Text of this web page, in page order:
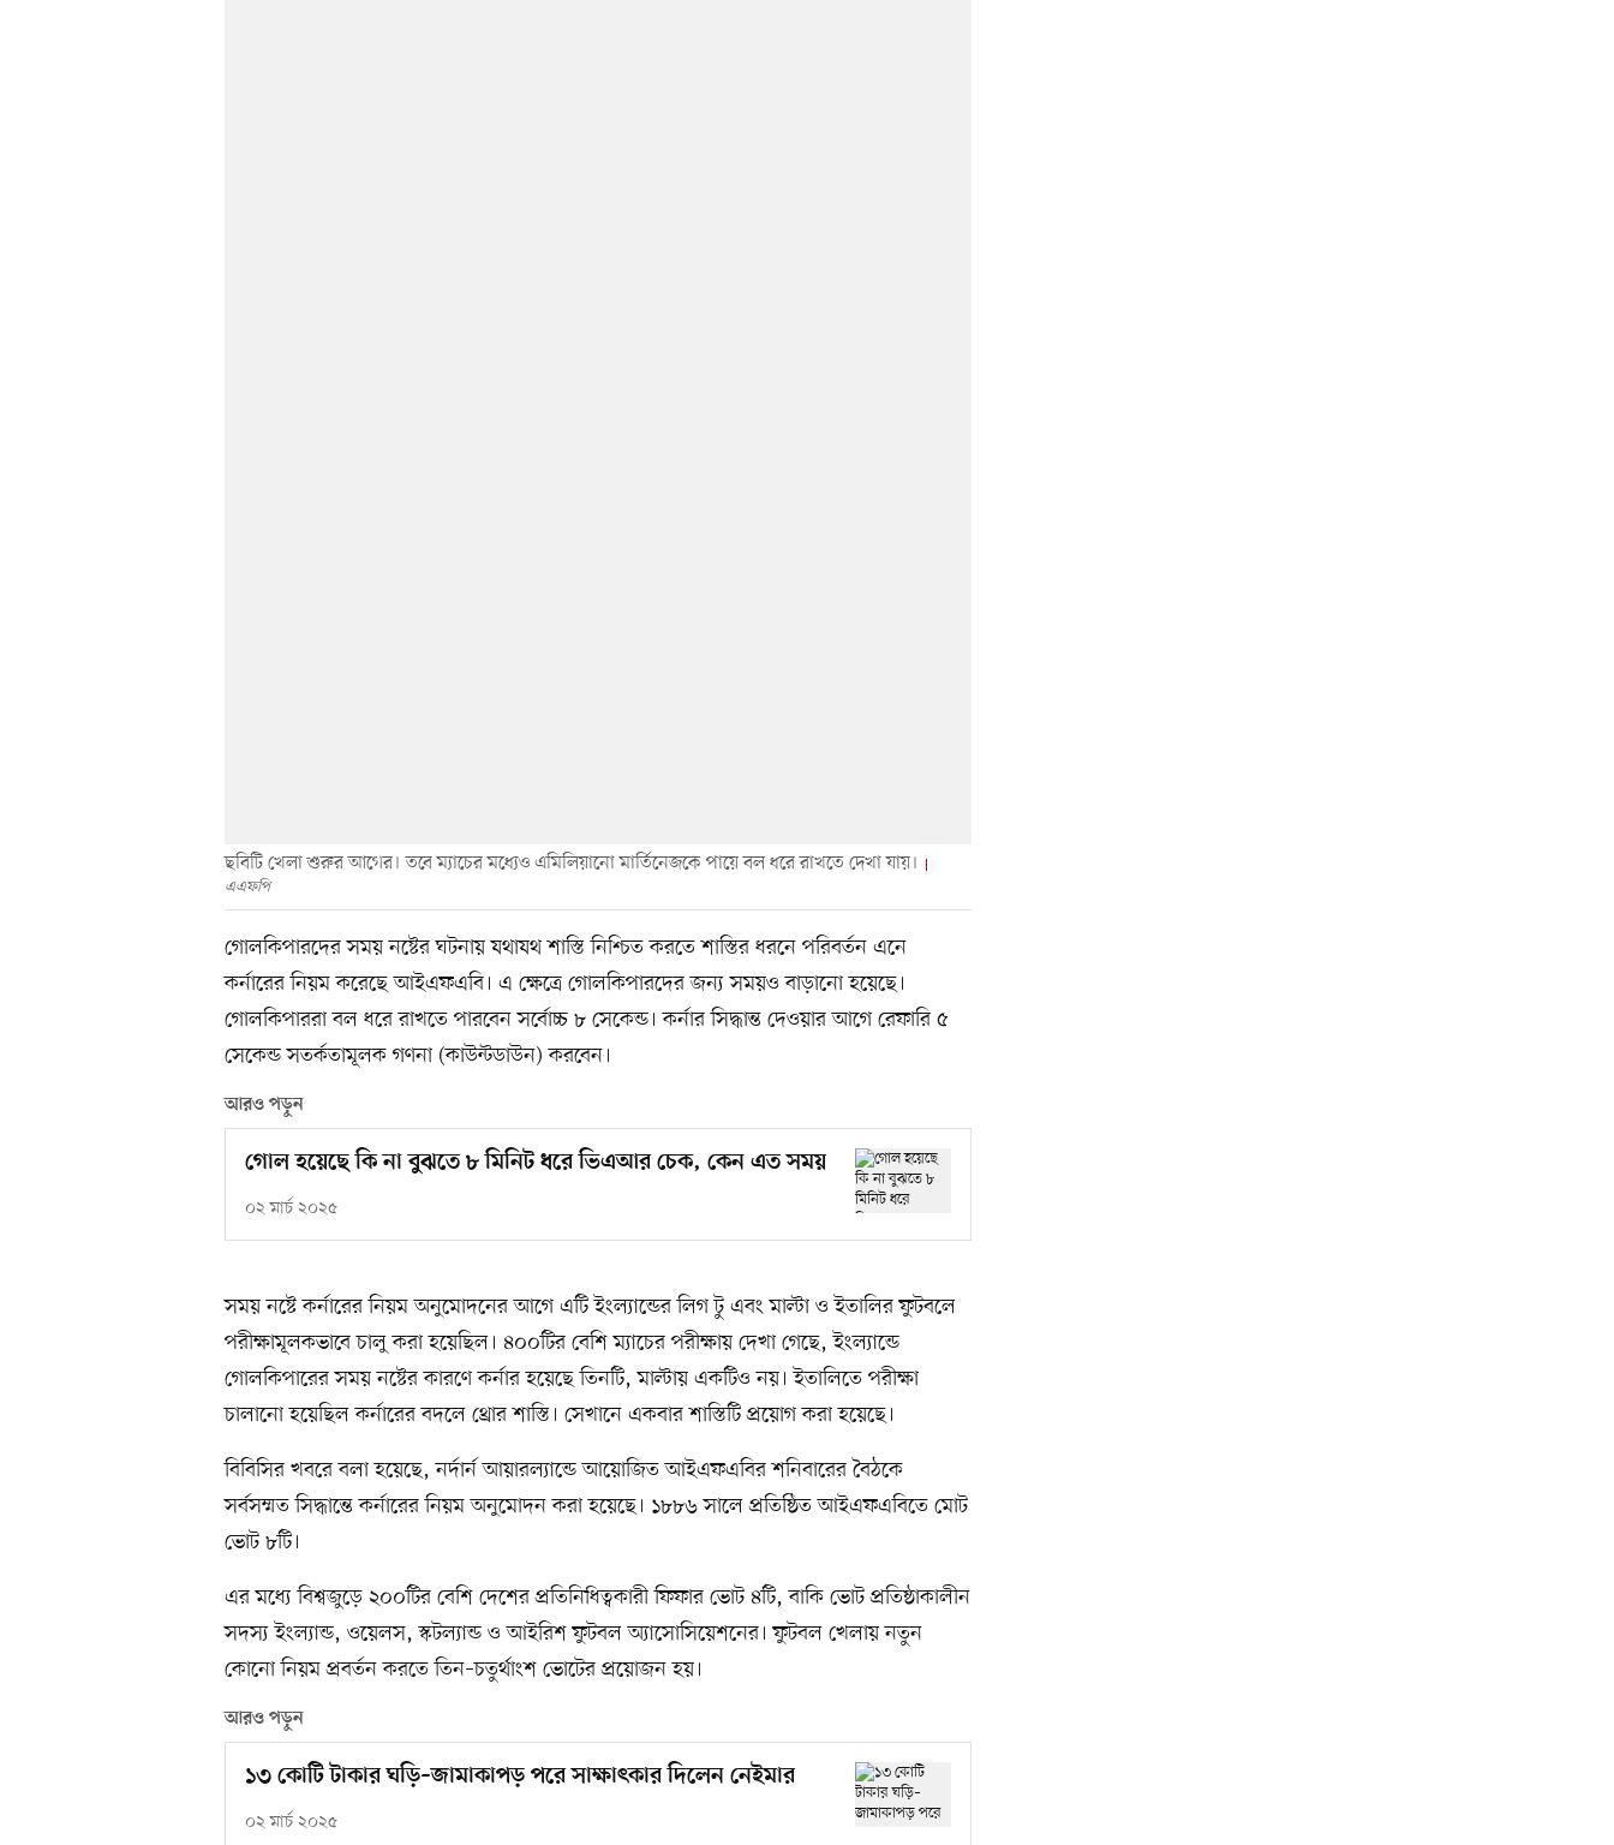
ছবিটি খেলা শুরুর আগের। তবে ম্যাচের মধ্যেও এমিলিয়ানো মার্তিনেজকে পায়ে বল ধরে রাখতে দেখা যায়।
এএফপি
গোলকিপারদের সময় নষ্টের ঘটনায় যথাযথ শাস্তি নিশ্চিত করতে শাস্তির ধরনে পরিবর্তন এনে
কর্নারের নিয়ম করেছে আইএফএবি। এ ক্ষেত্রে গোলকিপারদের জন্য সময়ও বাড়ানো হয়েছে।
গোলকিপাররা বল ধরে রাখতে পারবেন সর্বোচ্চ ৮ সেকেন্ড। কর্নার সিদ্ধান্ত দেওয়ার আগে রেফারি ৫
সেকেন্ড সতর্কতামূলক গণনা (কাউন্টডাউন) করবেন।
আরও পড়ুন
গোল হয়েছে কি না বুঝতে ৮ মিনিট ধরে ভিএআর চেক, কেন এত সময়
০২ মার্চ ২০২৫
সময় নষ্টে কর্নারের নিয়ম অনুমোদনের আগে এটি ইংল্যান্ডের লিগ টু এবং মাল্টা ও ইতালির ফুটবলে
পরীক্ষামূলকভাবে চালু করা হয়েছিল। ৪০০টির বেশি ম্যাচের পরীক্ষায় দেখা গেছে, ইংল্যান্ডে
গোলকিপারের সময় নষ্টের কারণে কর্নার হয়েছে তিনটি, মাল্টায় একটিও নয়। ইতালিতে পরীক্ষা
চালানো হয়েছিল কর্নারের বদলে থ্রোর শাস্তি। সেখানে একবার শাস্তিটি প্রয়োগ করা হয়েছে।
বিবিসির খবরে বলা হয়েছে, নর্দার্ন আয়ারল্যান্ডে আয়োজিত আইএফএবির শনিবারের বৈঠকে
সর্বসম্মত সিদ্ধান্তে কর্নারের নিয়ম অনুমোদন করা হয়েছে। ১৮৮৬ সালে প্রতিষ্ঠিত আইএফএবিতে মোট
ভোট ৮টি।
এর মধ্যে বিশ্বজুড়ে ২০০টির বেশি দেশের প্রতিনিধিত্বকারী ফিফার ভোট ৪টি, বাকি ভোট প্রতিষ্ঠাকালীন
সদস্য ইংল্যান্ড, ওয়েলস, স্কটল্যান্ড ও আইরিশ ফুটবল অ্যাসোসিয়েশনের। ফুটবল খেলায় নতুন
কোনো নিয়ম প্রবর্তন করতে তিন–চতুর্থাংশ ভোটের প্রয়োজন হয়।
আরও পড়ুন
১৩ কোটি টাকার ঘড়ি–জামাকাপড় পরে সাক্ষাৎকার দিলেন নেইমার
০২ মার্চ ২০২৫